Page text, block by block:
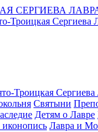
Троицкая Сергиева
Троицкая Сергиева
Святыни
Детям о Лавре
Лавра и